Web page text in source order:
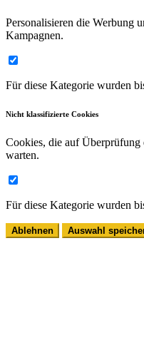
Personalisieren die Werbung
Kampagnen.
Für diese Kategorie wurden
Nicht klassifizierte Cookies
Cookies, die auf
warten.
Für diese Kategorie wurden
Ablehnen Auswahl